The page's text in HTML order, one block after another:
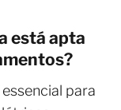
está apta
para